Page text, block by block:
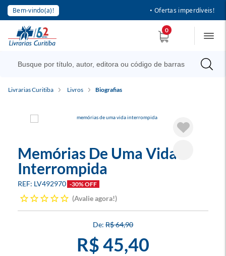
Bem-vindo(a)! • Ofertas imperdíveis!
0
Livrarias Curitiba Livros Biografias
Memórias De Uma Vida
Interrompida
LV492970 -30% OFF
Avalie agora!
R$ 64,90
R$ 45,40